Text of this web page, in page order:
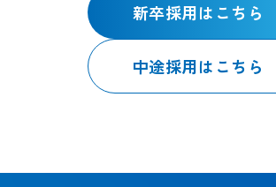
新卒採用はこちら
中途採用はこちら